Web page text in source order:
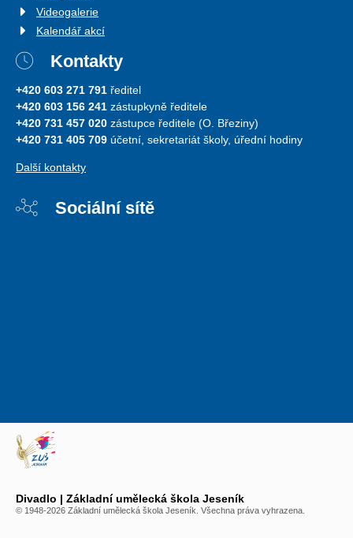
Videogalerie
Kalendář akcí
Kontakty
+420 603 271 791 ředitel
+420 603 156 241 zástupkyně ředitele
+420 731 457 020 zástupce ředitele (O. Březiny)
+420 731 405 709 účetní, sekretariát školy, úřední hodiny
Další kontakty
Sociální sítě
Divadlo | Základní umělecká škola Jeseník
© 1948-2026 Základní umělecká škola Jeseník. Všechna práva vyhrazena.